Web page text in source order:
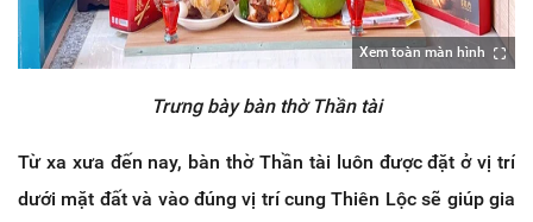
Xem toàn màn hình
Trưng bày bàn thờ Thần tài
Từ xa xưa đến nay, bàn thờ Thần tài luôn được đặt ở vị trí
dưới mặt đất và vào đúng vị trí cung Thiên Lộc sẽ giúp gia